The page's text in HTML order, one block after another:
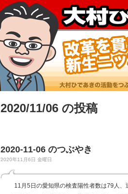
2020/11/06 の投稿
2020-11-06 のつぶやき
2020年11月6日 金曜日
11月5日の愛知県の検査陽性者数は79人、